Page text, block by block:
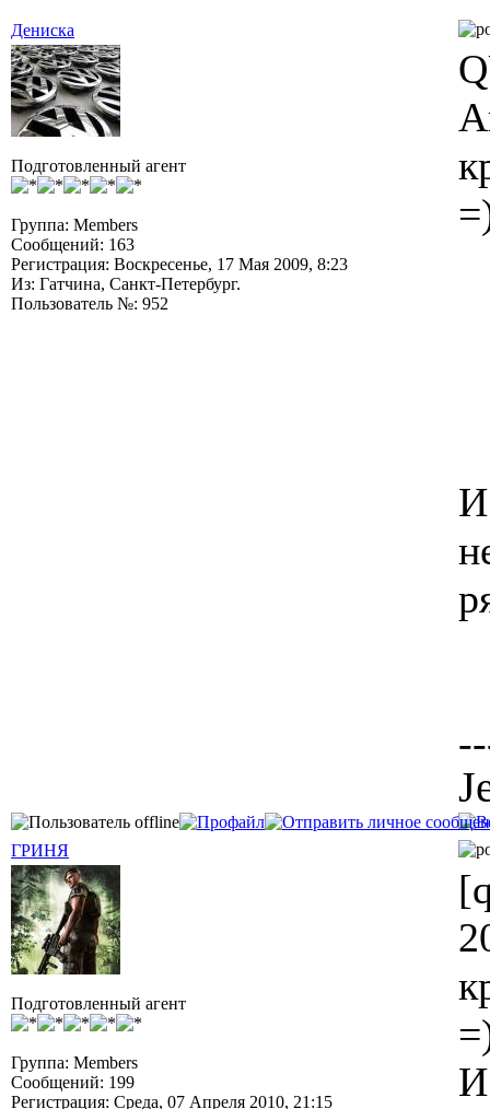
Дениска
Подготовленный агент
Группа: Members
Сообщений: 163
Регистрация: Воскресенье, 17 Мая 2009, 8:23
Из: Гатчина, Санкт-Петербург.
Пользователь №: 952
И
ГРИНЯ
Подготовленный агент
Группа: Members
Сообщений: 199
Регистрация: Среда, 07 Апреля 2010, 21:15
И